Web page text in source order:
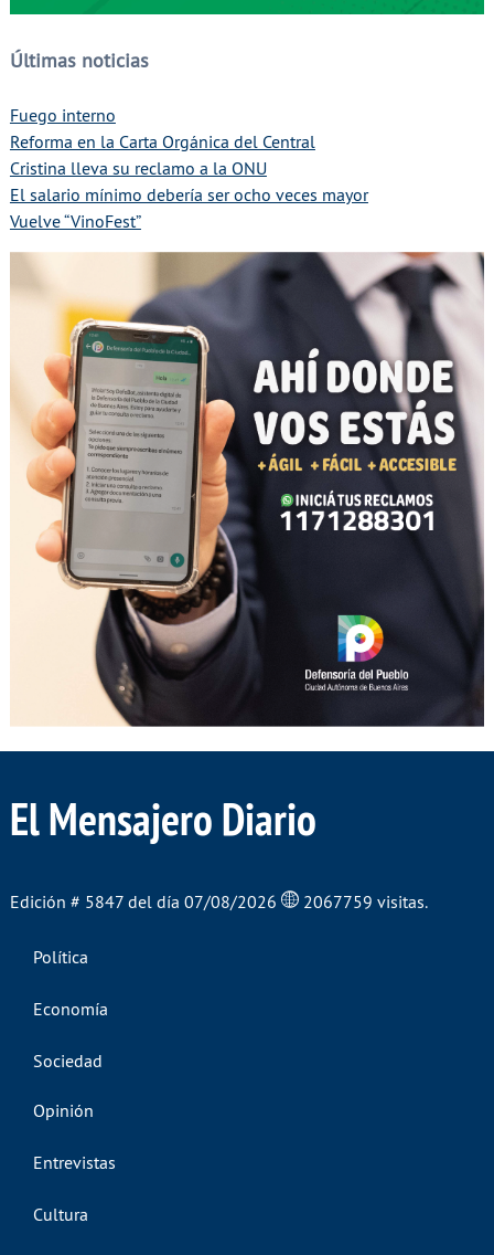
Últimas noticias
Fuego interno
Reforma en la Carta Orgánica del Central
Cristina lleva su reclamo a la ONU
El salario mínimo debería ser ocho veces mayor
Vuelve “VinoFest”
El Mensajero Diario
Edición # 5847 del día 07/08/2026 2067759 visitas.
Política
Economía
Sociedad
Opinión
Entrevistas
Cultura